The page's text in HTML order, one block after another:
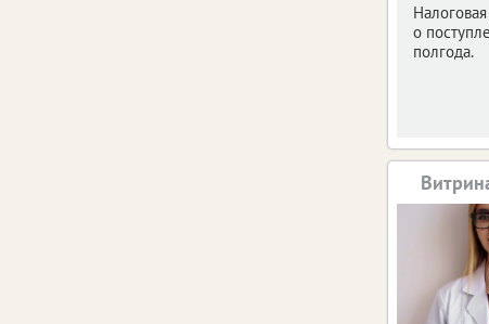
о
полгода.